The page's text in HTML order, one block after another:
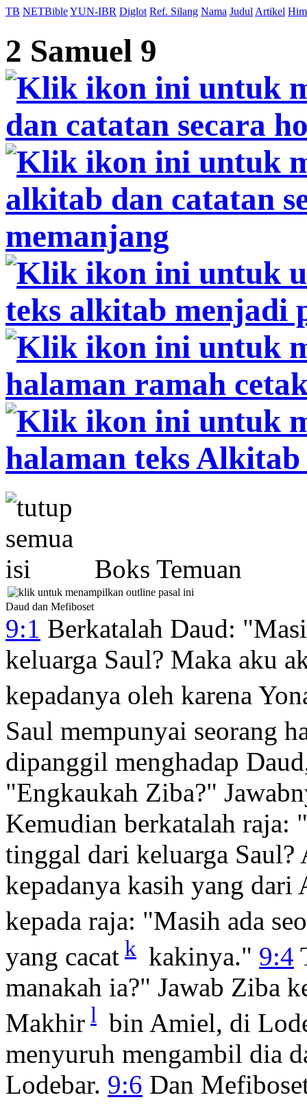
TB NETBibleYUN-IBR Diglot Ref. Silang Nama Judul Artikel
2 Samuel 9
Boks Temuan
Daud dan Mefiboset
9:1 Berkatalah Daud:
keluarga Saul? Maka aku
kepadanya oleh karena
Saul mempunyai seorang
dipanggil menghadap
"Engkaukah Ziba?"
Kemudian berkatalah raja:
tinggal dari keluarga
kepadanya kasih yang
kepada raja: "Masih ada
yang cacat k kakinya." 9:4
manakah ia?" Jawab Ziba
Makhir l bin Amiel, di
menyuruh mengambil dia
Lodebar. 9:6 Dan